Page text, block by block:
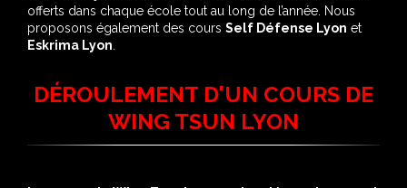
désirant un jour ouvrir à leur tour une école., 2 cours sont
offerts dans chaque école tout au long de l’année. Nous
proposons également des cours
DÉROULEMENT D'UN COURS DE
WING TSUN LYON